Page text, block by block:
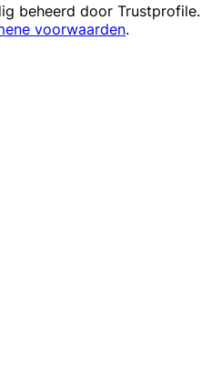
beheerd door Trustprofile.
voorwaarden.